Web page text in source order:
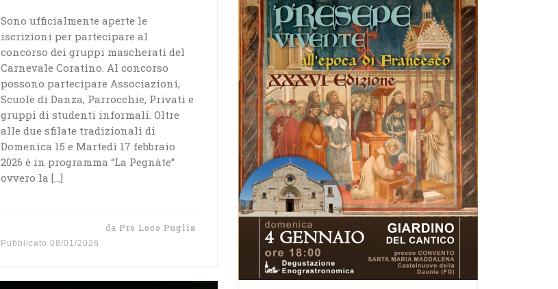
Sono ufficialmente aperte le
iscrizioni per partecipare al
concorso dei gruppi mascherati del
Carnevale Coratino. Al concorso
possono partecipare Associazioni,
Scuole di Danza, Parrocchie, Privati e
gruppi di studenti informali. Oltre
alle due sfilate tradizionali di
Domenica 15 e Martedì 17 febbraio
2026 è in programma “La Pegnàte”
ovvero la […]
da Pro Loco Puglia
Pubblicato 08/01/2026